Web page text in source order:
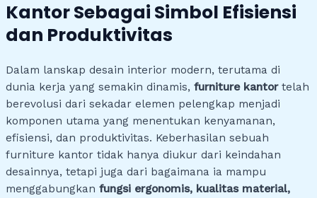
Kantor Sebagai Simbol Efisiensi
dan Produktivitas
Dalam lanskap desain interior modern, terutama di
dunia kerja yang semakin dinamis, furniture kantortelah
berevolusi dari sekadar elemen pelengkap menjadi
komponen utama yang menentukan kenyamanan,
efisiensi, dan produktivitas. Keberhasilan sebuah
furniture kantor tidak hanya diukur dari keindahan
desainnya, tetapi juga dari bagaimana ia mampu
menggabungkan fungsi ergonomis, kualitas material,